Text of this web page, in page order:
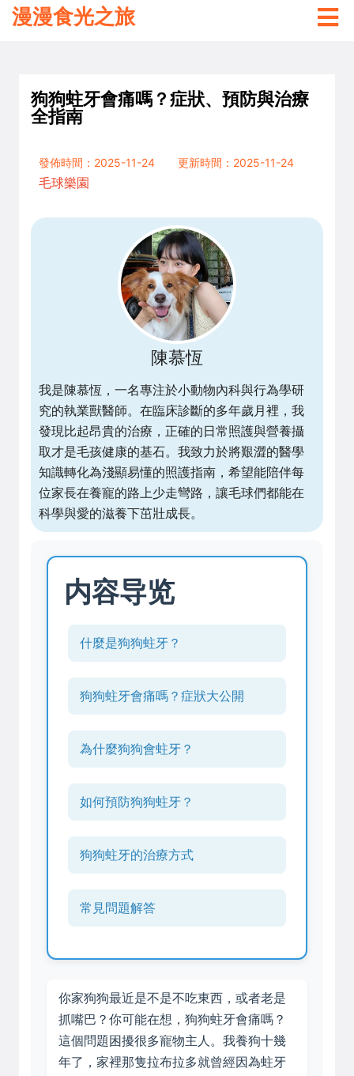
漫漫食光之旅
狗狗蛀牙會痛嗎？症狀、預防與治療
全指南
發佈時間：2025-11-24
更新時間：2025-11-24
毛球樂園
陳慕恆
我是陳慕恆，一名專注於小動物內科與行為學研
究的執業獸醫師。在臨床診斷的多年歲月裡，我
發現比起昂貴的治療，正確的日常照護與營養攝
取才是毛孩健康的基石。我致力於將艱澀的醫學
知識轉化為淺顯易懂的照護指南，希望能陪伴每
位家長在養寵的路上少走彎路，讓毛球們都能在
科學與愛的滋養下茁壯成長。
内容导览
什麼是狗狗蛀牙？
狗狗蛀牙會痛嗎？症狀大公開
為什麼狗狗會蛀牙？
如何預防狗狗蛀牙？
狗狗蛀牙的治療方式
常見問題解答
你家狗狗最近是不是不吃東西，或者老是
抓嘴巴？你可能在想，狗狗蛀牙會痛嗎？
這個問題困擾很多寵物主人。我養狗十幾
年了，家裡那隻拉布拉多就曾經因為蛀牙